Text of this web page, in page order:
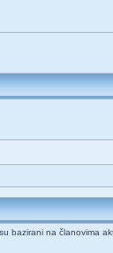
bazirani na članovima